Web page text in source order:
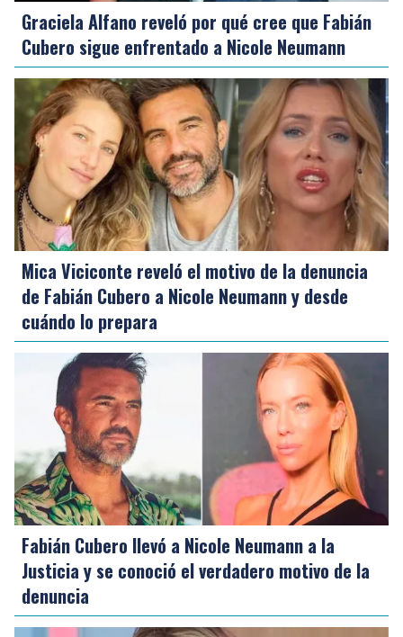
Graciela Alfano reveló por qué cree que Fabián
Cubero sigue enfrentado a Nicole Neumann
Mica Viciconte reveló el motivo de la denuncia
de Fabián Cubero a Nicole Neumann y desde
cuándo lo prepara
Fabián Cubero llevó a Nicole Neumann a la
Justicia y se conoció el verdadero motivo de la
denuncia